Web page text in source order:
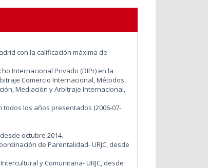
con la calificación máxima de
Internacional Privado (DIPr) en la
Comercio Internacional, Métodos
Mediación y Arbitraje Internacional,
todos los años presentados (2006-07-
octubre 2014.
de Parentalidad- URJC, desde
y Comunitaria- URJC, desde